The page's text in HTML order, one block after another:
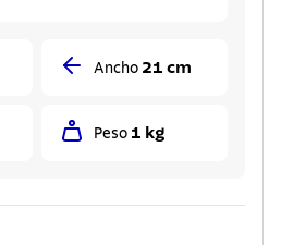
Ancho 21 cm
Peso 1 kg